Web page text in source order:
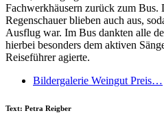
Fachwerkhäusern zurück zum Bus.
Regenschauer blieben auch aus,
Ausflug war. Im Bus dankten alle
hierbei besonders dem aktiven
Reiseführer agierte.
Bildergalerie Weingut Preis…
Text: Petra Reigber